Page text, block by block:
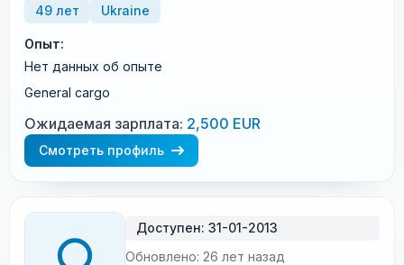
49 лет Ukraine
Опыт:
Нет данных об опыте
General cargo
Ожидаемая зарплата: 2,500 EUR
Смотреть профиль
Доступен: 31-01-2013
Обновлено: 26 лет назад